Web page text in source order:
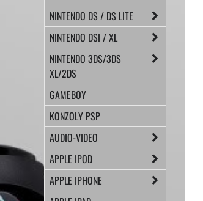
NINTENDO DS / DS LITE
NINTENDO DSI / XL
NINTENDO 3DS/3DS
XL/2DS
GAMEBOY
KONZOLY PSP
AUDIO-VIDEO
APPLE IPOD
APPLE IPHONE